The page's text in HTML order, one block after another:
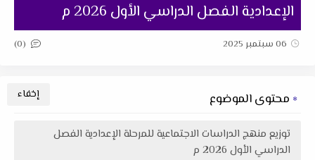
الإعدادية الفصل الدراسي الأول 2026 م
06 سبتمبر 2025 (0)
محتوى الموضوع
توزيع منهج الدراسات الاجتماعية للمرحلة الإعدادية الفصل
الدراسي الأول 2026 م